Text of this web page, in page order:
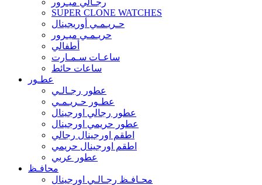
رجـالي ميـرور
SUPER CLONE WATCHES
حـريـمـي أوريجينال
حريـمـي ميـرور
أطفالي
ساعـات سـمـارت
ساعات حائط
عطـور
عطور رجـالـي
عطـور حـريـمـي
عطور رجالي اورجينال
عطور حريمي اورجينال
اطقم اورجينال رجالي
اطقم اورجينال حريمي
عطور عربي
محافـظ
محـافـظ رجـالـي اورجينال